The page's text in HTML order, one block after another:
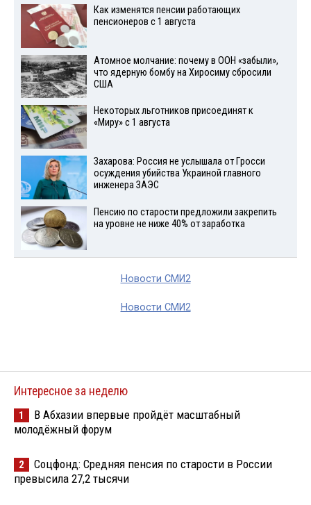
Как изменятся пенсии работающих
пенсионеров с 1 августа
Атомное молчание: почему в ООН «забыли»,
что ядерную бомбу на Хиросиму сбросили
США
Некоторых льготников присоединят к
«Миру» с 1 августа
Захарова: Россия не услышала от Гросси
осуждения убийства Украиной главного
инженера ЗАЭС
Пенсию по старости предложили закрепить
на уровне не ниже 40% от заработка
Новости СМИ2
Новости СМИ2
Интересное за неделю
1
В Абхазии впервые пройдёт масштабный
молодёжный форум
2
Соцфонд: Средняя пенсия по старости в России
превысила 27,2 тысячи